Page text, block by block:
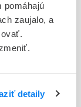
pomáhajú
zaujalo, a
detaily